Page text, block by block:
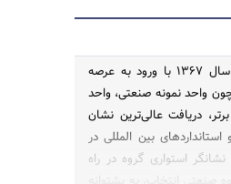
گروه توسعه سرمایه گذاری انتخاب فعالیت خود را از سال 1367 با ورود به عرصه
واحد نمونه صنعتی، واحد
دریافت عالی‌ترین نشان
بین المللی در
استواری گروه در راه